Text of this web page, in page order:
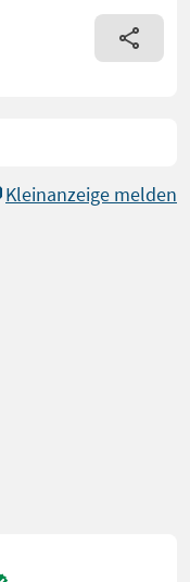
Kleinanzeige melden